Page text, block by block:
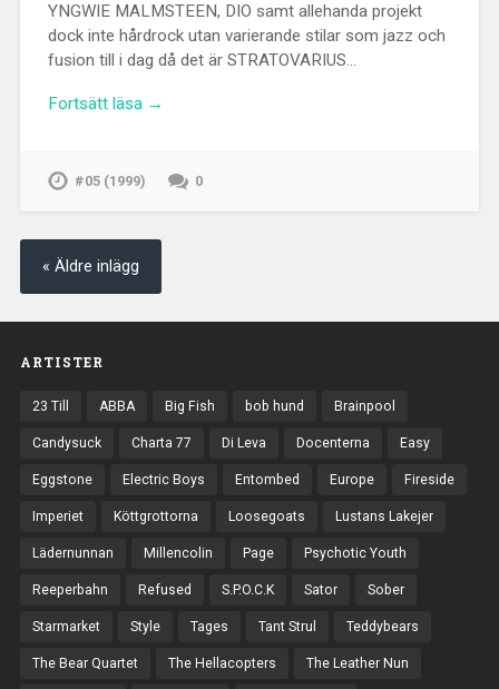
YNGWIE MALMSTEEN, DIO samt allehanda projekt
dock inte hårdrock utan varierande stilar som jazz och
fusion till i dag då det är STRATOVARIUS…
Fortsätt läsa →
#05 (1999) 0
« Äldre inlägg
ARTISTER
23 Till ABBA Big Fish bob hund Brainpool
Candysuck Charta 77 Di Leva Docenterna Easy
Eggstone Electric Boys Entombed Europe Fireside
Imperiet Köttgrottorna Loosegoats Lustans Lakejer
Lädernunnan Millencolin Page Psychotic Youth
Reeperbahn Refused S.P.O.C.K Sator Sober
Starmarket Style Tages Tant Strul Teddybears
The Bear Quartet The Hellacopters The Leather Nun